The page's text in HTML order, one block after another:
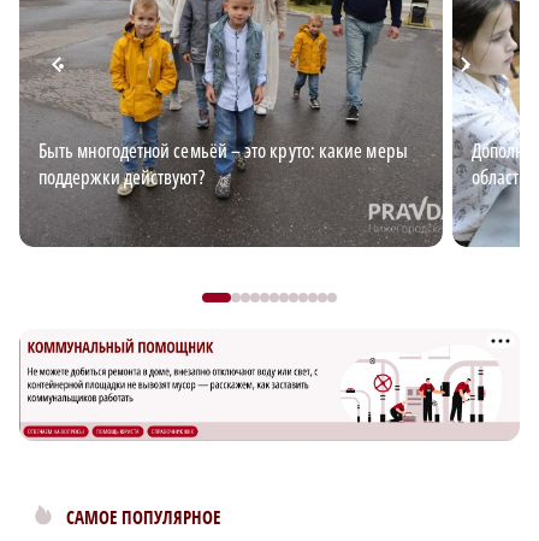
Быть многодетной семьёй – это круто: какие меры
поддержки действуют?
области:
САМОЕ ПОПУЛЯРНОЕ